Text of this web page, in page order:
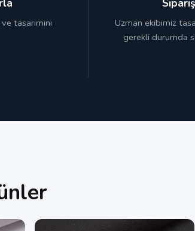
tasarımını
Uzman ekibimiz
gerekli durumda